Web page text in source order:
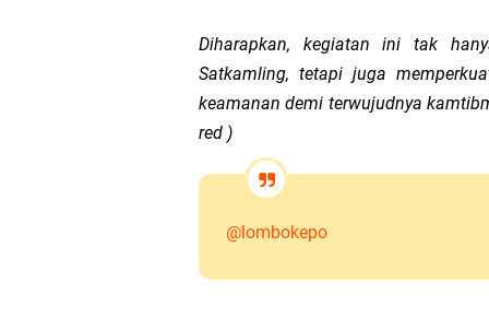
Diharapkan, kegiatan ini tak
Satkamling, tetapi juga
keamanan demi terwujudnya
red )
@lombokepo